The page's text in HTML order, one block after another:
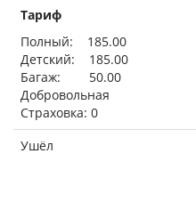
Тариф
Полный: 185.00
Детский: 185.00
Багаж: 50.00
Добровольная
Страховка: 0
Ушёл